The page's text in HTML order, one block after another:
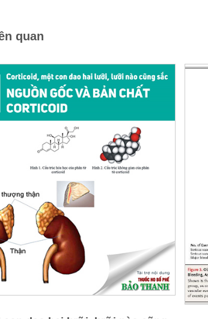
quan